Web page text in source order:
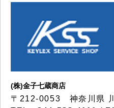
(株)金子七蔵商店
〒212-0053 神奈川県